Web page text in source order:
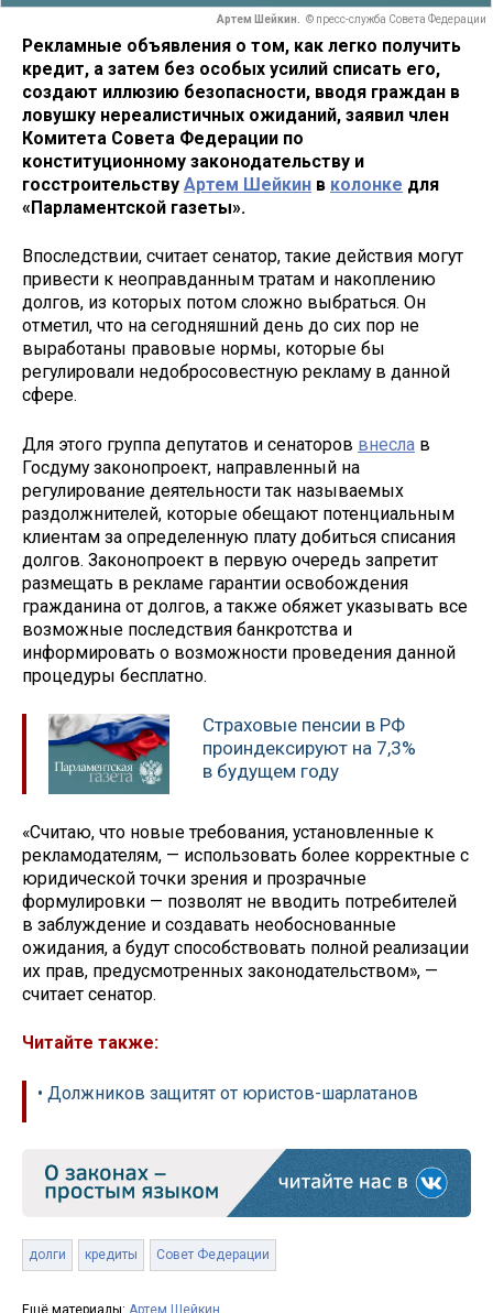
Артем Шейкин. © пресс-служба Совета Федерации
Рекламные объявления о том, как легко получить
кредит, а затем без особых усилий списать его,
создают иллюзию безопасности, вводя граждан в
ловушку нереалистичных ожиданий, заявил член
Комитета Совета Федерации по
конституционному законодательству и
госстроительству Артем Шейкин в колонке для
«Парламентской газеты».
Впоследствии, считает сенатор, такие действия могут
привести к неоправданным тратам и накоплению
долгов, из которых потом сложно выбраться. Он
отметил, что на сегодняшний день до сих пор не
выработаны правовые нормы, которые бы
регулировали недобросовестную рекламу в данной
сфере.
Для этого группа депутатов и сенаторов внесла в
Госдуму законопроект, направленный на
регулирование деятельности так называемых
раздолжнителей, которые обещают потенциальным
клиентам за определенную плату добиться списания
долгов. Законопроект в первую очередь запретит
размещать в рекламе гарантии освобождения
гражданина от долгов, а также обяжет указывать все
возможные последствия банкротства и
информировать о возможности проведения данной
процедуры бесплатно.
Страховые пенсии в РФ
проиндексируют на 7,3%
в будущем году
«Считаю, что новые требования, установленные к
рекламодателям, — использовать более корректные с
юридической точки зрения и прозрачные
формулировки — позволят не вводить потребителей
в заблуждение и создавать необоснованные
ожидания, а будут способствовать полной реализации
их прав, предусмотренных законодательством», —
считает сенатор.
Читайте также:
• Должников защитят от юристов-шарлатанов
долги кредиты Совет Федерации